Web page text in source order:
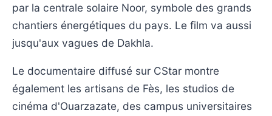
par la centrale solaire Noor, symbole des grands
chantiers énergétiques du pays. Le film va aussi
jusqu'aux vagues de Dakhla.
Le documentaire diffusé sur CStar montre
également les artisans de Fès, les studios de
cinéma d'Ouarzazate, des campus universitaires